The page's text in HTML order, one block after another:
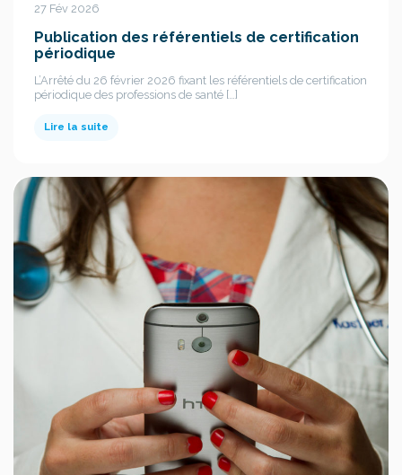
27 Fév 2026
Publication des référentiels de certification
périodique
L’Arrêté du 26 février 2026 fixant les référentiels de certification
périodique des professions de santé […]
Lire la suite